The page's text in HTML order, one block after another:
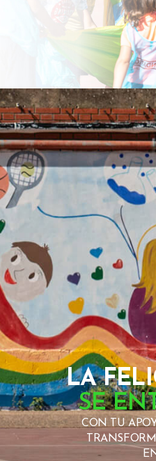
LA
SE
CON TU